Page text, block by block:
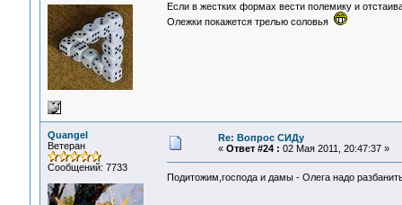
Если в жестких формах вести полемику и
Олежки покажется трелью соловья
Quangel
Ветеран
Сообщений: 7733
Re: Вопрос СИДу
« Ответ #24 : 02 Мая 2011, 20:47:37 »
Подитожим,господа и дамы - Олега надо